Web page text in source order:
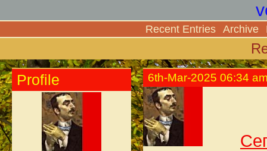
Recent Entries Archive
Profile 6th-Mar-2025 06:34